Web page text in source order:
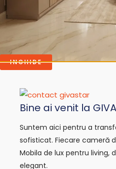
Bine ai venit la
Suntem aici pentru a
sofisticat. Fiecare cameră
Mobila de lux pentru living,
elegant.
INCHIDE